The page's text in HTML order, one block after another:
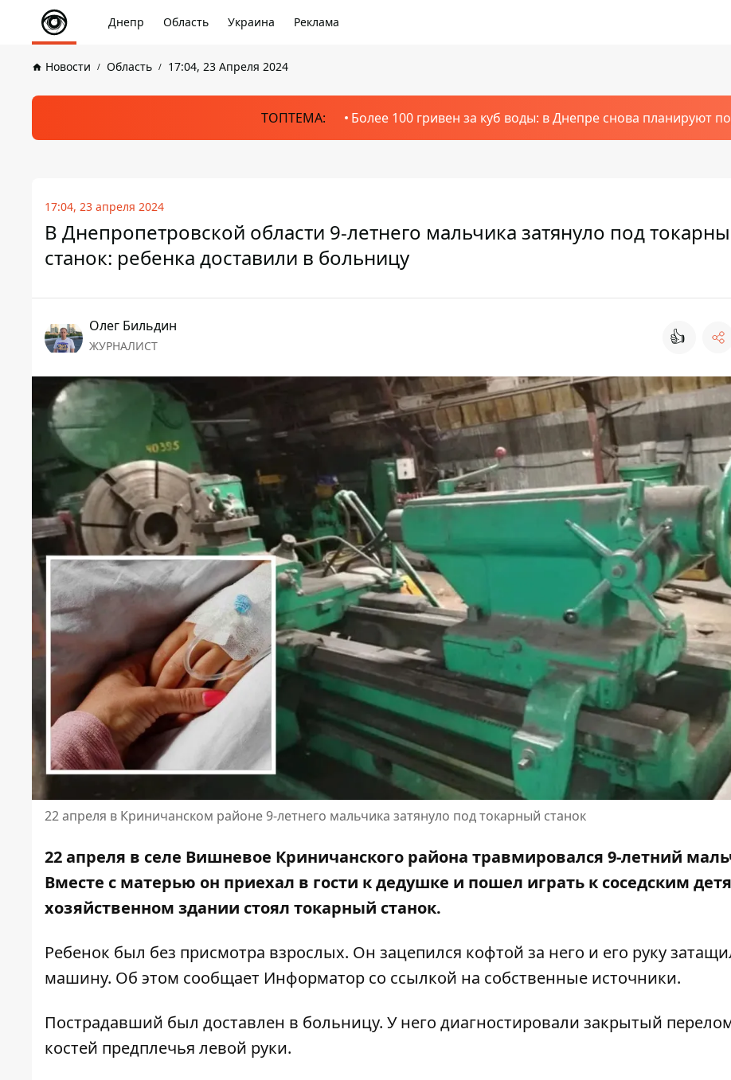
Днепр Область Украина Реклама
Новости Область 17:04, 23 Апреля 2024
ТОПТЕМА: Более 100 гривен за куб воды: в Днепре снова планируют
17:04, 23 апреля 2024
В Днепропетровской области 9-летнего мальчика затянуло под
станок: ребенка доставили в больницу
Олег Бильдин
ЖУРНАЛИСТ 👍
22 апреля в Криничанском районе 9-летнего мальчика затянуло под токарный станок
22 апреля в селе Вишневое Криничанского района травмировался 9-летний
Вместе с матерью он приехал в гости к дедушке и пошел играть к соседским
хозяйственном здании стоял токарный станок.
Ребенок был без присмотра взрослых. Он зацепился кофтой за него и его руку
машину. Об этом сообщает Информатор со ссылкой на собственные источники.
Пострадавший был доставлен в больницу. У него диагностировали закрытый
костей предплечья левой руки.